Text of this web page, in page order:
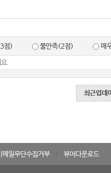
점) 불만족(2점) 매
최근업데
메일무단수집거부 뷰어다운로드